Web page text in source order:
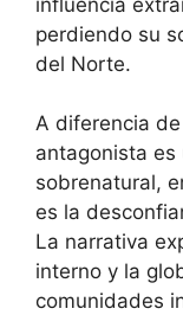
perdiendo su
del Norte.
A diferencia
antagonista
sobrenatural,
es la
La narrativa
interno y la
comunidades